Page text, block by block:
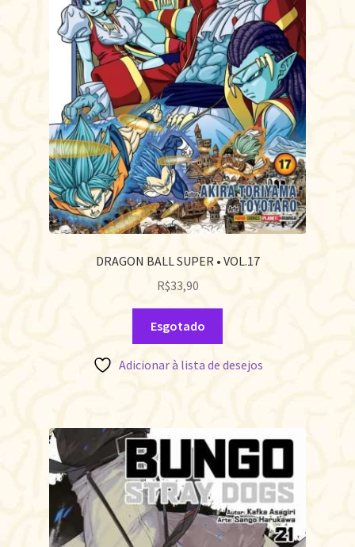
DRAGON BALL SUPER • VOL.17
R$33,90
Esgotado
Adicionar à lista de desejos